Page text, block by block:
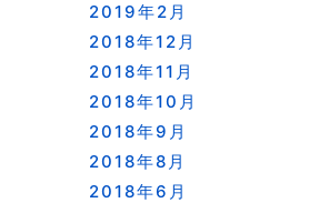
2019年2月
2018年12月
2018年11月
2018年10月
2018年9月
2018年8月
2018年6月